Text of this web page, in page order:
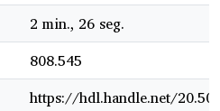
2 min., 26 seg.
808.545
https://hdl.handle.net/